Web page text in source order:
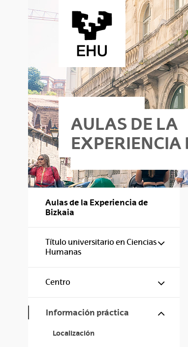
Saltar al contenido principal
AULAS DE LA
Aulas de la Experiencia de
Bizkaia
Título universitario en Ciencias
Humanas
Centro
Información práctica
Localización